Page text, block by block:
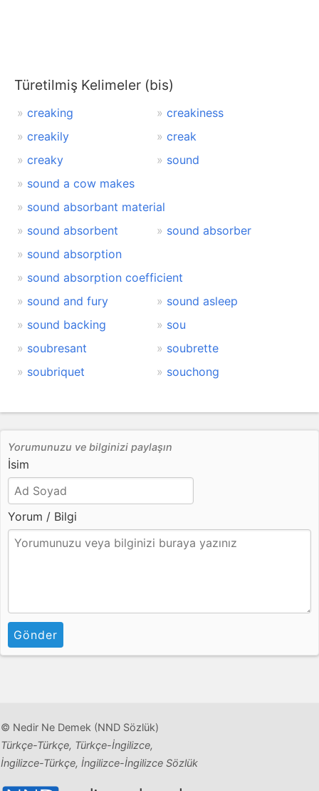
Türetilmiş Kelimeler (bis)
creaking
creakiness
creakily
creak
creaky
sound
sound a cow makes
sound absorbant material
sound absorbent
sound absorber
sound absorption
sound absorption coefficient
sound and fury
sound asleep
sound backing
sou
soubresant
soubrette
soubriquet
souchong
Yorumunuzu ve bilginizi paylaşın
İsim
Yorum / Bilgi
Gönder
© Nedir Ne Demek (NND Sözlük)
Türkçe-Türkçe, Türkçe-İngilizce,
İngilizce-Türkçe, İngilizce-İngilizce Sözlük